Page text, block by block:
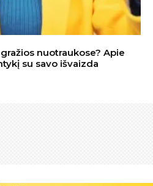
nuotraukose? Apie
su savo išvaizda